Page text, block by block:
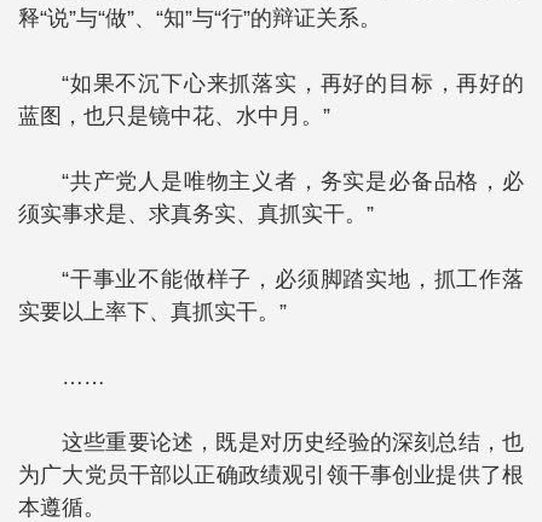
释“说”与“做”、“知”与“行”的辩证关系。
“如果不沉下心来抓落实，再好的目标，再好的
蓝图，也只是镜中花、水中月。”
“共产党人是唯物主义者，务实是必备品格，必
须实事求是、求真务实、真抓实干。”
“干事业不能做样子，必须脚踏实地，抓工作落
实要以上率下、真抓实干。”
……
这些重要论述，既是对历史经验的深刻总结，也
为广大党员干部以正确政绩观引领干事创业提供了根
本遵循。